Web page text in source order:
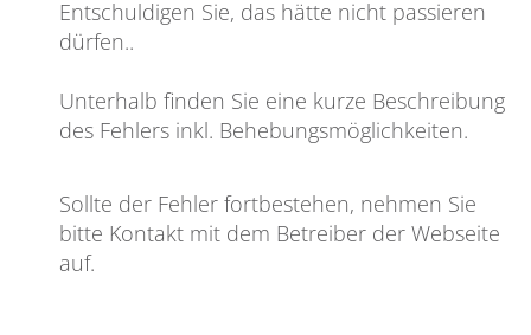
Entschuldigen Sie, das hätte nicht passieren
dürfen..
Unterhalb finden Sie eine kurze Beschreibung
des Fehlers inkl. Behebungsmöglichkeiten.
Sollte der Fehler fortbestehen, nehmen Sie
bitte Kontakt mit dem Betreiber der Webseite
auf.